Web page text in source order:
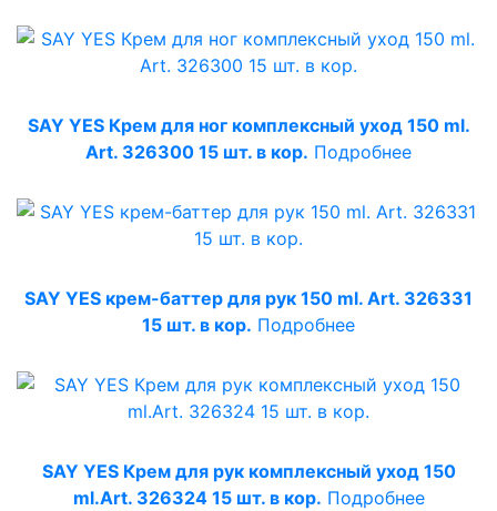
SAY YES Крем для ног комплексный уход 150 ml.
Art. 326300 15 шт. в кор. Подробнее
SAY YES крем-баттер для рук 150 ml. Art. 326331
15 шт. в кор. Подробнее
SAY YES Крем для рук комплексный уход 150
ml.Art. 326324 15 шт. в кор. Подробнее